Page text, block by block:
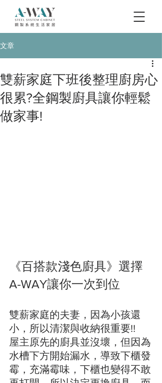
文章
雙薪家庭下班後整理廚房心
很累?全鋼製廚具讓你輕鬆
做家事!
《百搭款淺色廚具》選擇
A-WAY讓你一次到位
雙薪家庭的夫妻，因為小孩還
小，所以清潔與收納很重要!!
屋主原先的廚具並沒壞，但因為
水槽下方開始漏水，導致下櫃發
霉，充滿霉味，下櫃也變得不敢